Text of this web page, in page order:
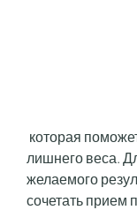
лишнего веса.
желаемого
сочетать прием